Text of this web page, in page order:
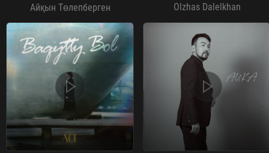
Айқын Төлепберген Olzhas Dalelkhan